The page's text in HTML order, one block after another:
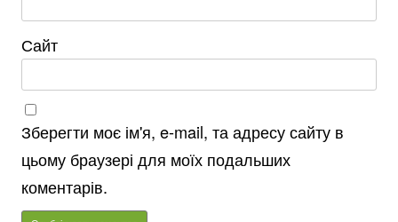
Сайт
Зберегти моє ім'я, e-mail, та адресу сайту в
цьому браузері для моїх подальших
коментарів.